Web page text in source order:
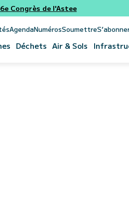
Congrès de l'Astee
AgendaNumérosSoumettre
Déchets Air & Sols